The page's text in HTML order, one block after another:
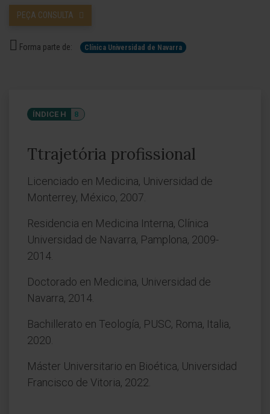
PEÇA CONSULTA
Forma parte de: Clínica Universidad de Navarra
ÍNDICE H 8
Ttrajetória profissional
Licenciado en Medicina, Universidad de
Monterrey, México, 2007.
Residencia en Medicina Interna, Clínica
Universidad de Navarra, Pamplona, 2009-
2014.
Doctorado en Medicina, Universidad de
Navarra, 2014.
Bachillerato en Teología, PUSC, Roma, Italia,
2020.
Máster Universitario en Bioética, Universidad
Francisco de Vitoria, 2022.